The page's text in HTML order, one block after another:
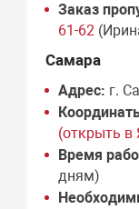
Заказ
61-62
Самара
Адрес: г.
(открыть в
Время
дням)